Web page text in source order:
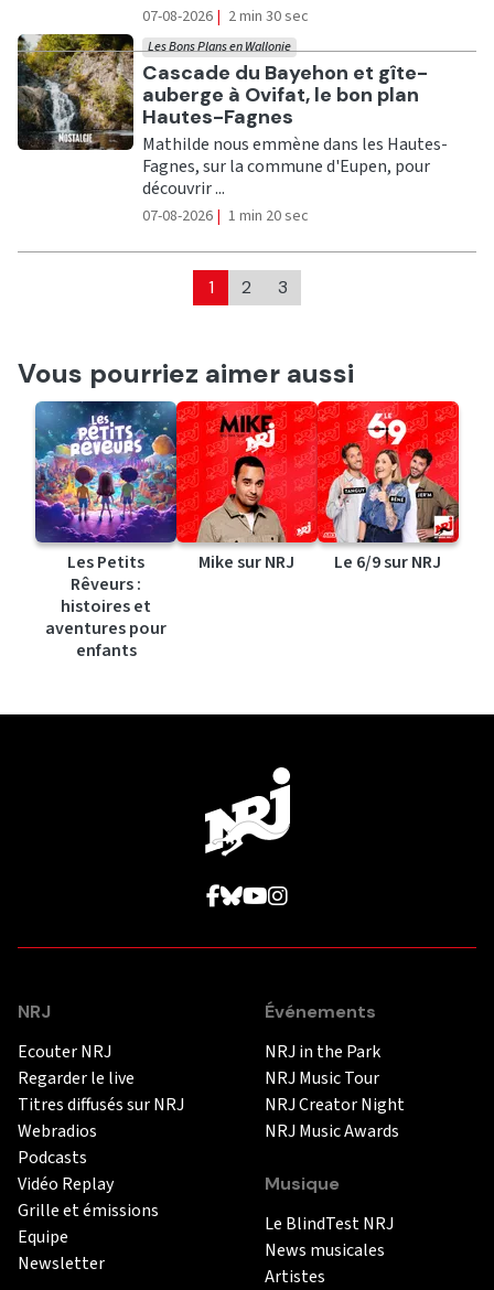
07-08-2026 | 2 min 30 sec
Ecouter
Cascade du Bayehon et gîte-
auberge à Ovifat, le bon plan
Hautes-Fagnes
Les Bons Plans en Wallonie
Mathilde nous emmène dans les Hautes-
Fagnes, sur la commune d'Eupen, pour
découvrir ...
07-08-2026 | 1 min 20 sec
1 2 3
Vous pourriez aimer aussi
Les Petits
Rêveurs :
histoires et
aventures pour
enfants
Mike sur NRJ Le 6/9 sur NRJ
NRJ
Ecouter NRJ
Regarder le live
Titres diffusés sur NRJ
Webradios
Podcasts
Vidéo Replay
Grille et émissions
Equipe
Newsletter
Événements
NRJ in the Park
NRJ Music Tour
NRJ Creator Night
NRJ Music Awards
Musique
Le BlindTest NRJ
News musicales
Artistes